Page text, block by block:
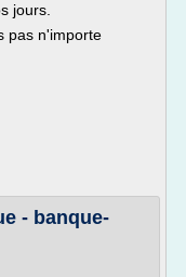
jours.
pas n'importe
- banque-